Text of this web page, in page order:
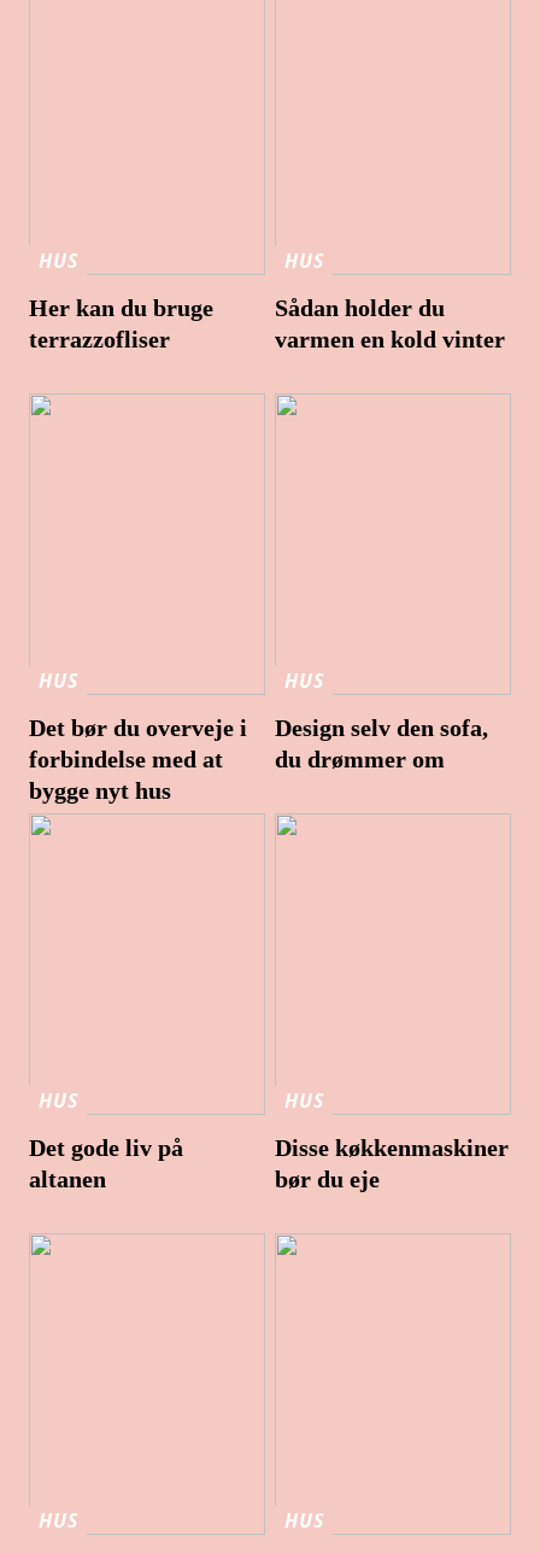
HUS
Her kan du bruge
terrazzofliser
HUS
Sådan holder du
varmen en kold vinter
HUS
Det bør du overveje i
forbindelse med at
bygge nyt hus
HUS
Design selv den sofa,
du drømmer om
HUS
Det gode liv på
altanen
HUS
Disse køkkenmaskiner
bør du eje
HUS
HUS